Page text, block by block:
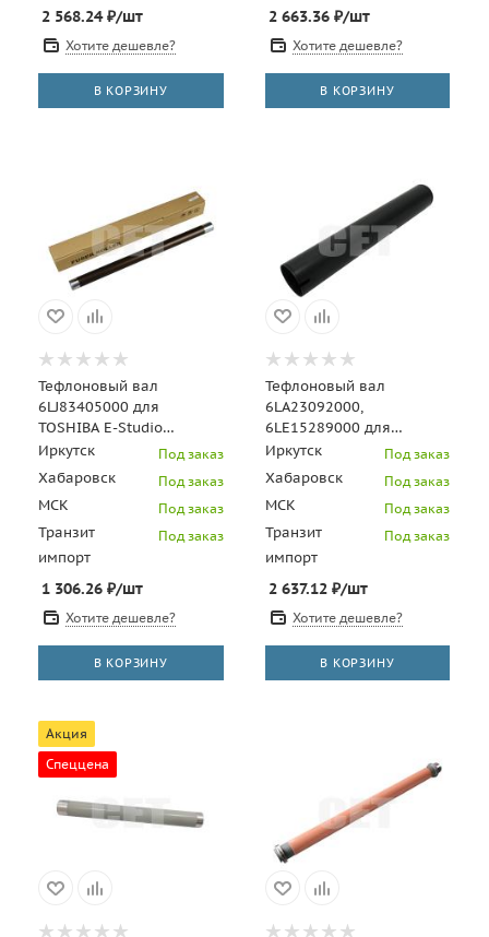
2 568.24₽/шт
Хотите дешевле?
В КОРЗИНУ
2 663.36₽/шт
Хотите дешевле?
В КОРЗИНУ
Тефлоновый вал
6LJ83405000 для
TOSHIBA E-Studio
2006/2306/2506/2007/2307/2507
(CET), CET7403
Иркутск Под заказ
Хабаровск Под заказ
МСК Под заказ
Транзит
импорт
Под заказ
1 306.26 ₽/шт
Хотите дешевле?
В КОРЗИНУ
Тефлоновый вал
6LA23092000,
6LE15289000 для
TOSHIBA E-Studio
550/650/810 (CET),
CET3379
Иркутск Под заказ
Хабаровск Под заказ
МСК Под заказ
Транзит
импорт
Под заказ
2 637.12₽/шт
Хотите дешевле?
В КОРЗИНУ
Акция
Спеццена